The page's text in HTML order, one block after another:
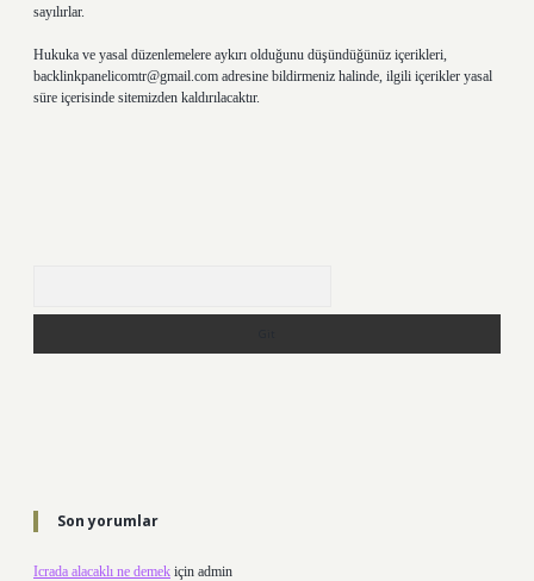
sayılırlar.
Hukuka ve yasal düzenlemelere aykırı olduğunu düşündüğünüz içerikleri,
backlinkpanelicomtr@gmail.com adresine bildirmeniz halinde, ilgili içerikler yasal
süre içerisinde sitemizden kaldırılacaktır.
Son yorumlar
Icrada alacaklı ne demek için admin